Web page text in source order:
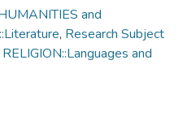
and
, Research Subject
and